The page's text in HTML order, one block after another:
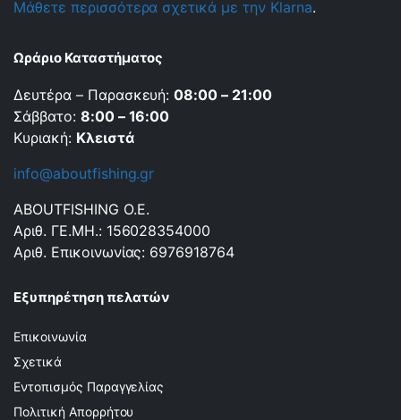
Μάθετε περισσότερα σχετικά με την Klarna.
Ωράριο Καταστήματος
Δευτέρα – Παρασκευή:08:00 – 21:00
Σάββατο: 8:00 – 16:00
Κυριακή: Κλειστά
info@aboutfishing.gr
ABOUTFISHING Ο.Ε.
Αριθ. ΓΕ.ΜΗ.: 156028354000
Αριθ. Επικοινωνίας: 6976918764
Εξυπηρέτηση πελατών
Επικοινωνία
Σχετικά
Εντοπισμός Παραγγελίας
Πολιτική Απορρήτου